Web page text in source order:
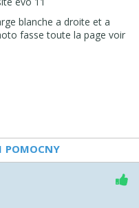
blanche a droite et a
fasse toute la page voir
POMOCNY